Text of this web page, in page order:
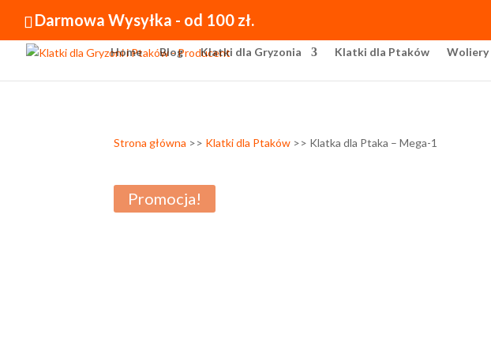
Darmowa Wysyłka - od 100 zł.
Home Blog Klatki dla Gryzonia Klatki dla Ptaków Woliery
Strona główna >> Klatki dla Ptaków >> Klatka dla Ptaka – Mega-1
Promocja!